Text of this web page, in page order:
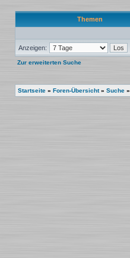
Themen
Anzeigen:
Zur erweiterten Suche
Startseite » Foren-Übersicht» Suche »